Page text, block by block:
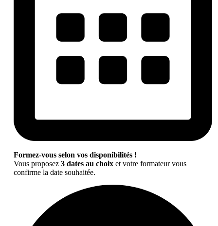
Formez-vous selon vos disponibilités !
Vous proposez 3 dates au choix et votre formateur vous
confirme la date souhaitée.